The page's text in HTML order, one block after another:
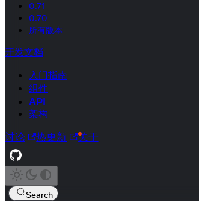
0.71
0.70
所有版本
开发文档
入门指南
组件
API
架构
讨论 热更新 关于
Search